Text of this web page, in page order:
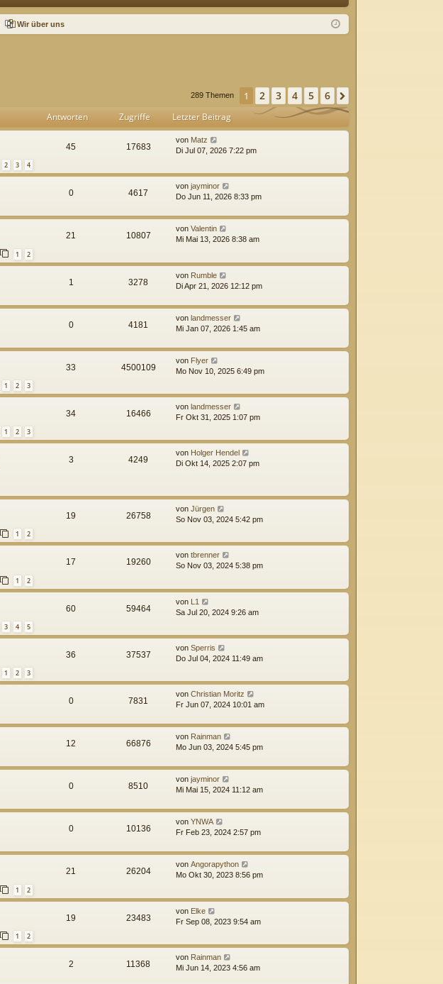
Q m ist
Wir über uns
289 Themen 1 2 3 4 5 6
Antworten Zugriffe Letzter Beitrag
2 3 4
45 17683
von Matz
Di Jul 07, 2026 7:22 pm
0 4617
von jayminor
Do Jun 11, 2026 8:33 pm
1 2
21 10807
von Valentin
Mi Mai 13, 2026 8:38 am
1 3278
von Rumble
Di Apr 21, 2026 12:12 pm
0 4181
von landmesser
Mi Jan 07, 2026 1:45 am
1 2 3
33 4500109
von Flyer
Mo Nov 10, 2025 6:49 pm
1 2 3
34 16466
von landmesser
Fr Okt 31, 2025 1:07 pm
3 4249
von Holger Hendel
Di Okt 14, 2025 2:07 pm
1 2
19 26758
von Jürgen
So Nov 03, 2024 5:42 pm
1 2
17 19260
von tbrenner
So Nov 03, 2024 5:38 pm
3 4 5
60 59464
von L1
Sa Jul 20, 2024 9:26 am
1 2 3
36 37537
von Sperris
Do Jul 04, 2024 11:49 am
0 7831
von Christian Moritz
Fr Jun 07, 2024 10:01 am
12 66876
von Rainman
Mo Jun 03, 2024 5:45 pm
0 8510
von jayminor
Mi Mai 15, 2024 11:12 am
0 10136
von YNWA
Fr Feb 23, 2024 2:57 pm
1 2
21 26204
von Angorapython
Mo Okt 30, 2023 8:56 pm
1 2
19 23483
von Elke
Fr Sep 08, 2023 9:54 am
2 11368
von Rainman
Mi Jun 14, 2023 4:56 am